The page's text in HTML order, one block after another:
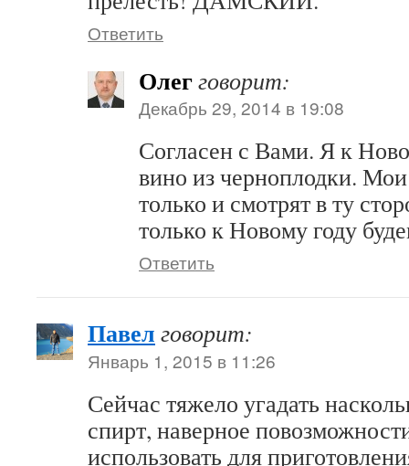
Ответить
Олегговорит:
Декабрь 29, 2014 в 19:08
Согласен с Вами. Я к
вино из черноплодки.
только и смотрят в ту
только к Новому году
Ответить
Павел говорит:
Январь 1, 2015 в 11:26
Сейчас тяжело угадать
спирт, наверное
использовать для